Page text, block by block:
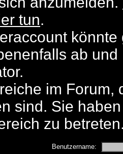
tun.
ab
im Forum,
sind. Sie
zu
Benutzername: